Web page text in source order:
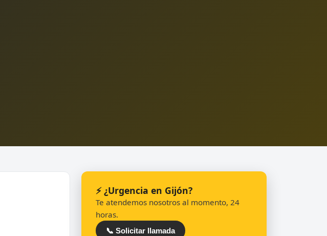
⚡ ¿Urgencia en Gijón?
Te atendemos nosotros al momento, 24
horas.
📞 Solicitar llamada